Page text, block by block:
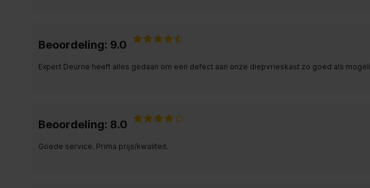
Beoordeling: 9.0
Expert Deurne heeft alles gedaan om een defect aan onze diepvrieskast zo goed als
Beoordeling: 8.0
Goede service. Prima prijs/kwaliteit.